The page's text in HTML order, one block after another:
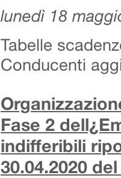
lunedì 18
Tabelle
Conducenti
Fase 2
indifferibili
30.04.2020